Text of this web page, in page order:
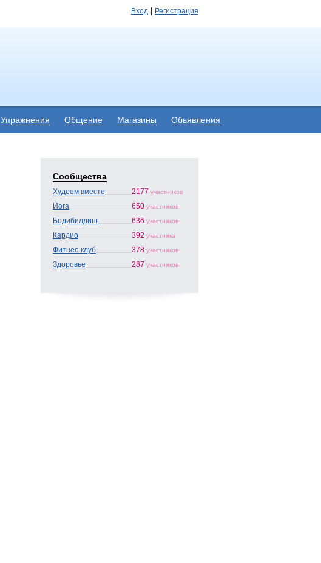
Вход Регистрация
Упражнения Общение Магазины Обьявления
Сообщества
Худеем вместе 2177 участников
Йога 650 участников
Бодибилдинг 636 участников
Кардио 392 участника
Фитнес-клуб 378 участников
Здоровье 287 участников